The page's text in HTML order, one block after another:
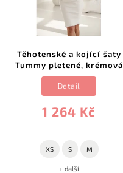
Těhotenské a kojící šaty
Tummy pletené, krémová
1 264 Kč
Detail
XS S M
+ další